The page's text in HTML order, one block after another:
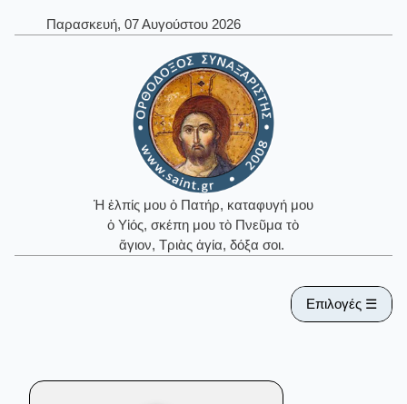
Παρασκευή, 07 Αυγούστου 2026
Ἡ ἐλπίς μου ὁ Πατήρ, καταφυγή μου
ὁ Υἱός, σκέπη μου τὸ Πνεῦμα τὸ
ἅγιον, Τριὰς ἁγία, δόξα σοι.
Επιλογές ☰